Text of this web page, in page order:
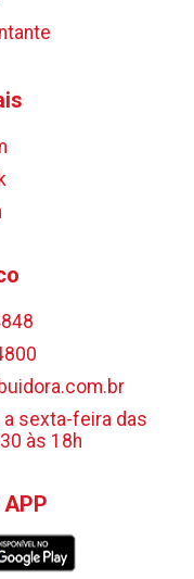
sexta-feira das
às 18h